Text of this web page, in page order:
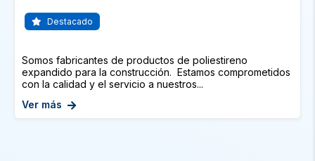
Destacado
Somos fabricantes de productos de poliestireno
expandido para la construcción. Estamos comprometidos
con la calidad y el servicio a nuestros...
Ver más